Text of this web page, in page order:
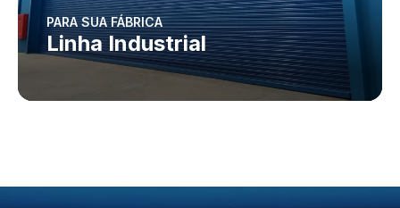
PARA SUA FÁBRICA
Linha Industrial